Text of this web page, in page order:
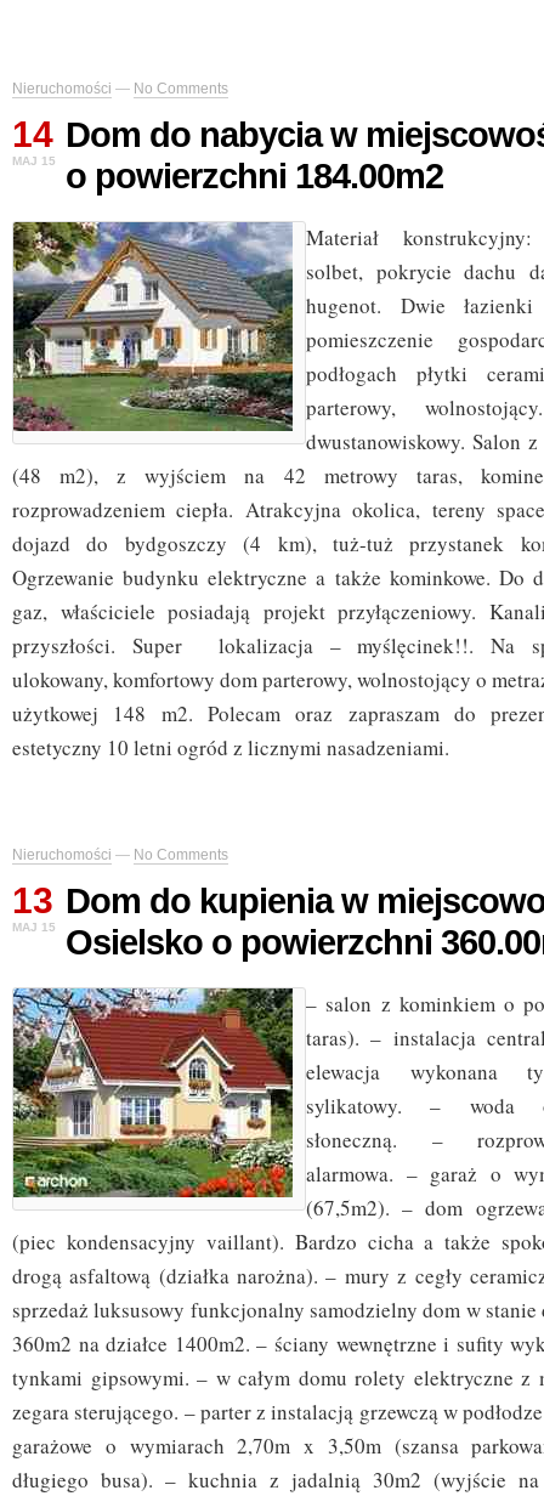
Nieruchomości — No Comments
14
MAJ 15
Dom do nabycia w
o powierzchni 184.00m2
Materiał
solbet, pokrycie dachu
hugenot. Dwie
pomieszczenie
podłogach płytki
parterowy,
dwustanowiskowy. Salon
(48 m2), z wyjściem na 42 metrowy taras,
rozprowadzeniem ciepła. Atrakcyjna okolica, tereny
dojazd do bydgoszczy (4 km), tuż-tuż przystanek
Ogrzewanie budynku elektryczne a także kominkowe. Do
gaz, właściciele posiadają projekt przyłączeniowy.
przyszłości. Super lokalizacja – myślęcinek!!. Na
ulokowany, komfortowy dom parterowy, wolnostojący o
użytkowej 148 m2. Polecam oraz zapraszam do
estetyczny 10 letni ogród z licznymi nasadzeniami.
Nieruchomości — No Comments
13
MAJ 15
Dom do kupienia w
Osielsko o powierzchni
– salon z kominkiem o
taras). – instalacja
elewacja wykonana
sylikatowy. – woda
słoneczną. –
alarmowa. – garaż o
(67,5m2). – dom
(piec kondensacyjny vaillant). Bardzo cicha a także
drogą asfaltową (działka narożna). – mury z cegły
sprzedaż luksusowy funkcjonalny samodzielny dom w stanie
360m2 na działce 1400m2. – ściany wewnętrzne i sufity
tynkami gipsowymi. – w całym domu rolety elektryczne z
zegara sterującego. – parter z instalacją grzewczą w
garażowe o wymiarach 2,70m x 3,50m (szansa
długiego busa). – kuchnia z jadalnią 30m2 (wyjście